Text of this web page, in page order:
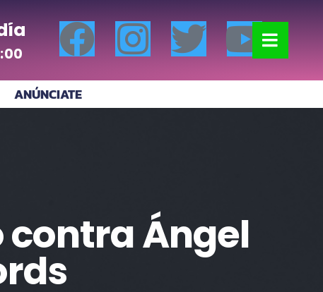
ANÚNCIATE
contra Ángel